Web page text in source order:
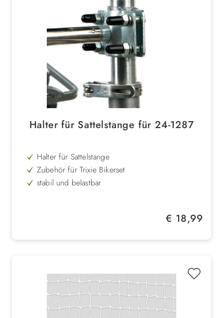
Halter für Sattelstange für 24-1287
Halter für Sattelstange
Zubehör für Trixie Bikerset
stabil und belastbar
Regulärer Preis:
€ 18,99